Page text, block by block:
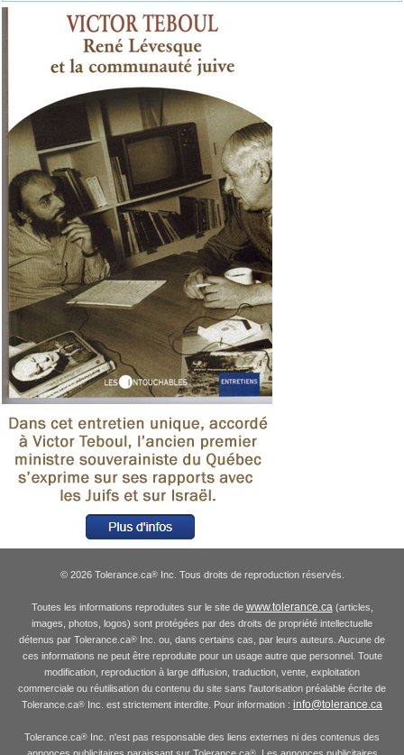
© 2026 Tolerance.ca®Inc. Tous droits de reproduction réservés.
Toutes les informations reproduites sur le site de www.tolerance.ca(articles,
images, photos, logos) sont protégées par des droits de propriété intellectuelle
détenus par Tolerance.ca® Inc. ou, dans certains cas, par leurs auteurs. Aucune de
ces informations ne peut être reproduite pour un usage autre que personnel. Toute
modification, reproduction à large diffusion, traduction, vente, exploitation
commerciale ou réutilisation du contenu du site sans l'autorisation préalable écrite de
Tolerance.ca® Inc. est strictement interdite. Pour information : info@tolerance.ca
Tolerance.ca® Inc. n'est pas responsable des liens externes ni des contenus des